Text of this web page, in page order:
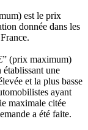
est le prix
donnée dans les
(prix maximum)
une
et la plus basse
ayant
maximale citée
a été faite.